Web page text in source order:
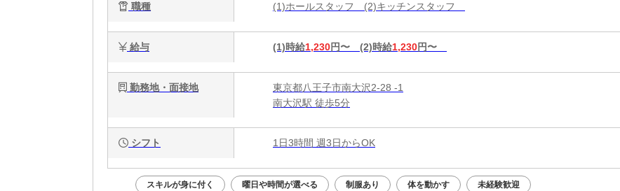
職種 (1)ホールスタッフ (2)キッチンスタッフ
給与 (1)時給1,230円〜 (2)時給1,230円〜
勤務地・面接地
東京都八王子市南大沢2-28 -1
南大沢駅 徒歩5分
シフト 1日3時間 週3日からOK
スキルが身に付く 曜日や時間が選べる 制服あり 体を動かす 未経験歓迎